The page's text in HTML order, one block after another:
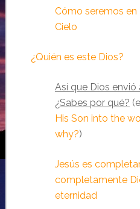
Cómo seremos en
Cielo
¿Quién es este Dios?
Así que Dios envió
¿Sabes por qué?
His Son into the
why?)
Jesús es
completamente
eternidad